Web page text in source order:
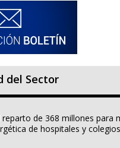
del Sector
reparto de 368 millones para
de hospitales y colegios